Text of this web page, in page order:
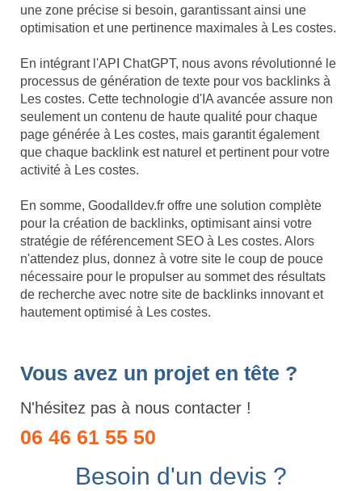
une zone précise si besoin, garantissant ainsi une
optimisation et une pertinence maximales à Les costes.
En intégrant l'API ChatGPT, nous avons révolutionné le
processus de génération de texte pour vos backlinks à
Les costes. Cette technologie d'IA avancée assure non
seulement un contenu de haute qualité pour chaque
page générée à Les costes, mais garantit également
que chaque backlink est naturel et pertinent pour votre
activité à Les costes.
En somme, Goodalldev.fr offre une solution complète
pour la création de backlinks, optimisant ainsi votre
stratégie de référencement SEO à Les costes. Alors
n'attendez plus, donnez à votre site le coup de pouce
nécessaire pour le propulser au sommet des résultats
de recherche avec notre site de backlinks innovant et
hautement optimisé à Les costes.
Vous avez un projet en tête ?
N'hésitez pas à nous contacter !
06 46 61 55 50
Besoin d'un devis ?